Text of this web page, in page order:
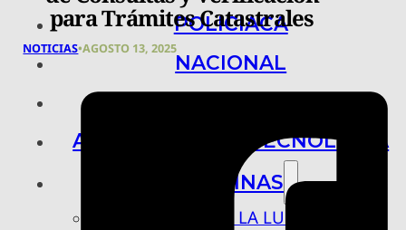
POLICIACA
NACIONAL
ARTE, CIENCIA Y TECNOLOGÍA
COLUMNAS
BAJO LA LUPA
para Trámites Catastrales
NOTICIAS•AGOSTO 13, 2025